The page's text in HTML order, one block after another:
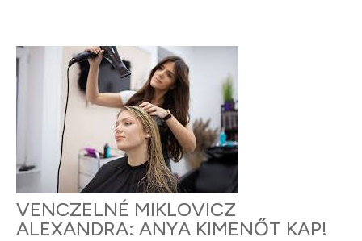
VENCZELNÉ MIKLOVICZ
ALEXANDRA: ANYA KIMENŐT KAP!